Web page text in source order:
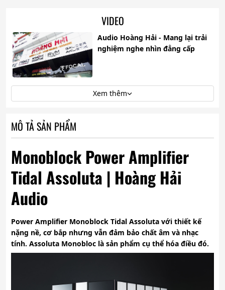
VIDEO
Audio Hoàng Hải - Mang lại trải
nghiệm nghe nhìn đẳng cấp
Xem thêm
MÔ TẢ SẢN PHẨM
Monoblock Power Amplifier
Tidal Assoluta | Hoàng Hải
Audio
Power Amplifier Monoblock Tidal Assoluta với thiết kế
nặng nề, cơ bắp nhưng vẫn đảm bảo chất âm và nhạc
tính. Assoluta Monobloc là sản phẩm cụ thể hóa điều đó.